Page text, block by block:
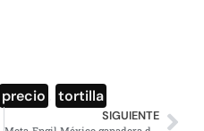
precio tortilla
SIGUIENTE